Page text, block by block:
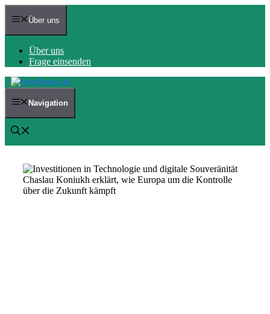
Zum
Inhalt Über uns
Über uns
Frage einsenden
Navigation